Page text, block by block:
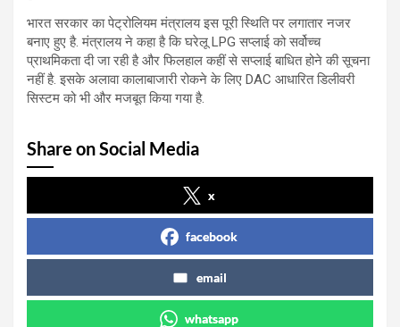
भारत सरकार का पेट्रोलियम मंत्रालय इस पूरी स्थिति पर लगातार नजर
बनाए हुए है. मंत्रालय ने कहा है कि घरेलू LPG सप्लाई को सर्वोच्च
प्राथमिकता दी जा रही है और फिलहाल कहीं से सप्लाई बाधित होने की सूचना
नहीं है. इसके अलावा कालाबाजारी रोकने के लिए DAC आधारित डिलीवरी
सिस्टम को भी और मजबूत किया गया है.
Share on Social Media
x
facebook
email
whatsapp